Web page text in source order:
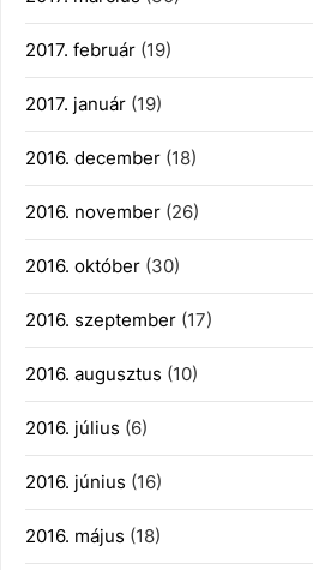
2017. február (19)
2017. január (19)
2016. december (18)
2016. november (26)
2016. október (30)
2016. szeptember (17)
2016. augusztus (10)
2016. július (6)
2016. június (16)
2016. május (18)